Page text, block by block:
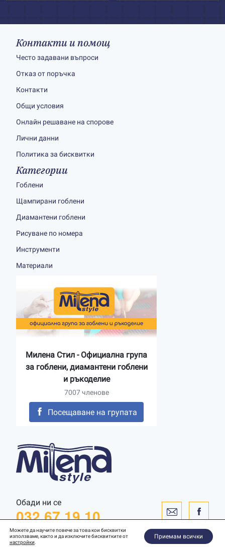
Обади ни се
032 67 19 10
Контакти и помощ
Често задавани въпроси
Отказ от поръчка
Контакти
Общи условия
Онлайн решаване на спорове
Лични данни
Политика за бисквитки
Категории
Гоблени
Щампирани гоблени
Диамантени гоблени
Рисуване по номера
Инструменти
Материали
Милена Стил - Официална група
за гоблени, диамантени гоблени
и ръкоделие
7007 членове
Посещаване на групата
Можете да научите повече за това кои бисквитки
използваме, както и да изключите бисквитките от
настройки
Приемам всички